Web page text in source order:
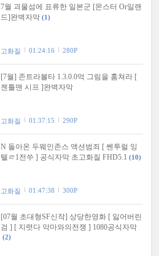
7월 괴물섬에 표류한 일본군 [몬스터 Or일랜
드]완벽자막 (1)
고화질 01:24:16 280P
[7월] 존트라볼타 1.3.0.0억 그림을 훔쳐라 [
젠틀맨 시프 ]완벽자막
고화질 01:37:15 290P
N 돌아온 두웨인존스 액션범죄 [ 쎈투럴 잉
텔ㄹ1전쑤 ] 공식자막 초고화질 FHD5.1 (10)
고화질 01:47:38 300P
[07월 초대형SF신작] 상당한영화 [ 잃어버린
검 ] [ 지렷다 악마와의전쟁 ] 1080공식자막
(2)